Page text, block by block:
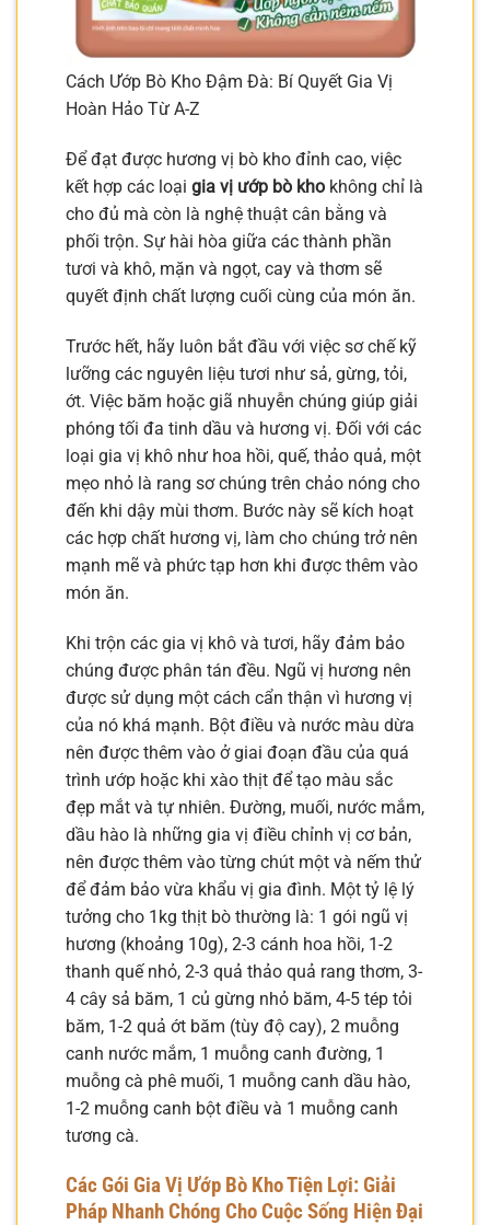
Cách Ướp Bò Kho Đậm Đà: Bí Quyết Gia Vị
Hoàn Hảo Từ A-Z
Để đạt được hương vị bò kho đỉnh cao, việc
kết hợp các loại gia vị ướp bò kho không chỉ là
cho đủ mà còn là nghệ thuật cân bằng và
phối trộn. Sự hài hòa giữa các thành phần
tươi và khô, mặn và ngọt, cay và thơm sẽ
quyết định chất lượng cuối cùng của món ăn.
Trước hết, hãy luôn bắt đầu với việc sơ chế kỹ
lưỡng các nguyên liệu tươi như sả, gừng, tỏi,
ớt. Việc băm hoặc giã nhuyễn chúng giúp giải
phóng tối đa tinh dầu và hương vị. Đối với các
loại gia vị khô như hoa hồi, quế, thảo quả, một
mẹo nhỏ là rang sơ chúng trên chảo nóng cho
đến khi dậy mùi thơm. Bước này sẽ kích hoạt
các hợp chất hương vị, làm cho chúng trở nên
mạnh mẽ và phức tạp hơn khi được thêm vào
món ăn.
Khi trộn các gia vị khô và tươi, hãy đảm bảo
chúng được phân tán đều. Ngũ vị hương nên
được sử dụng một cách cẩn thận vì hương vị
của nó khá mạnh. Bột điều và nước màu dừa
nên được thêm vào ở giai đoạn đầu của quá
trình ướp hoặc khi xào thịt để tạo màu sắc
đẹp mắt và tự nhiên. Đường, muối, nước mắm,
dầu hào là những gia vị điều chỉnh vị cơ bản,
nên được thêm vào từng chút một và nếm thử
để đảm bảo vừa khẩu vị gia đình. Một tỷ lệ lý
tưởng cho 1kg thịt bò thường là: 1 gói ngũ vị
hương (khoảng 10g), 2-3 cánh hoa hồi, 1-2
thanh quế nhỏ, 2-3 quả thảo quả rang thơm, 3-
4 cây sả băm, 1 củ gừng nhỏ băm, 4-5 tép tỏi
băm, 1-2 quả ớt băm (tùy độ cay), 2 muỗng
canh nước mắm, 1 muỗng canh đường, 1
muỗng cà phê muối, 1 muỗng canh dầu hào,
1-2 muỗng canh bột điều và 1 muỗng canh
tương cà.
Các Gói Gia Vị Ướp Bò Kho Tiện Lợi: Giải
Pháp Nhanh Chóng Cho Cuộc Sống Hiện Đại